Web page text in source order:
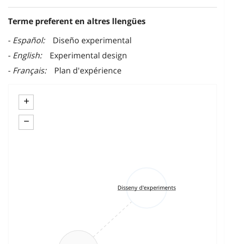
Terme preferent en altres llengües
Español
Diseño experimental
English
Experimental design
Français
Plan d'expérience
+
−
Disseny d'experiments